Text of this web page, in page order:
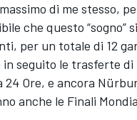
di me stesso,
che questo “sogno”
per un totale di 12
seguito le trasferte di
Ore, e ancora
anche le Finali